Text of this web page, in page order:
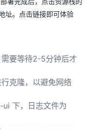
址。点击链接即可体验
要等待2-5分钟后才
克隆，以避免网络
下，日志文件为